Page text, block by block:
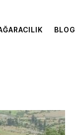
BLOG